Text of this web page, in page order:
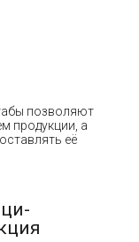
позволяют
продукции, а
её